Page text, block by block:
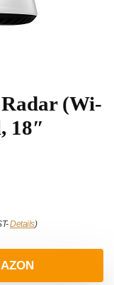
(Wi-
18″
Details)